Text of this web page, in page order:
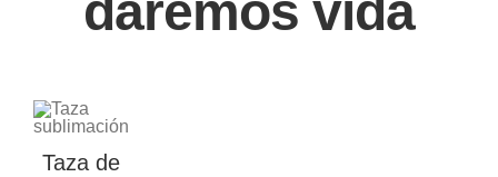
daremos vida
Taza de